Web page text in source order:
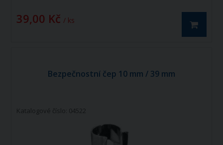
39,00 Kč / ks
Bezpečnostní čep 10 mm / 39 mm
Katalogové číslo: 04522